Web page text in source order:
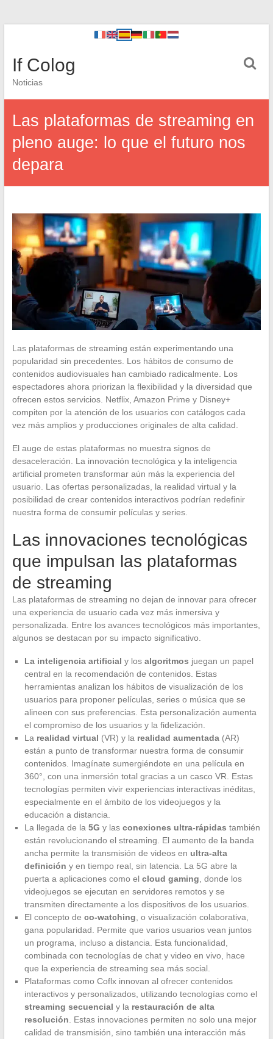
If Colog
Noticias
Las plataformas de streaming en
pleno auge: lo que el futuro nos
depara
Las plataformas de streaming están experimentando una
popularidad sin precedentes. Los hábitos de consumo de
contenidos audiovisuales han cambiado radicalmente. Los
espectadores ahora priorizan la flexibilidad y la diversidad que
ofrecen estos servicios. Netflix, Amazon Prime y Disney+
compiten por la atención de los usuarios con catálogos cada
vez más amplios y producciones originales de alta calidad.
El auge de estas plataformas no muestra signos de
desaceleración. La innovación tecnológica y la inteligencia
artificial prometen transformar aún más la experiencia del
usuario. Las ofertas personalizadas, la realidad virtual y la
posibilidad de crear contenidos interactivos podrían redefinir
nuestra forma de consumir películas y series.
Las innovaciones tecnológicas
que impulsan las plataformas
de streaming
Las plataformas de streaming no dejan de innovar para ofrecer
una experiencia de usuario cada vez más inmersiva y
personalizada. Entre los avances tecnológicos más importantes,
algunos se destacan por su impacto significativo.
La inteligencia artificial y los algoritmos juegan un papel
central en la recomendación de contenidos. Estas
herramientas analizan los hábitos de visualización de los
usuarios para proponer películas, series o música que se
alineen con sus preferencias. Esta personalización aumenta
el compromiso de los usuarios y la fidelización.
La realidad virtual (VR) y la realidad aumentada(AR)
están a punto de transformar nuestra forma de consumir
contenidos. Imagínate sumergiéndote en una película en
360°, con una inmersión total gracias a un casco VR. Estas
tecnologías permiten vivir experiencias interactivas inéditas,
especialmente en el ámbito de los videojuegos y la
educación a distancia.
La llegada de la 5G y las conexiones ultra-rápidas también
están revolucionando el streaming. El aumento de la banda
ancha permite la transmisión de videos en ultra-alta
definición y en tiempo real, sin latencia. La 5G abre la
puerta a aplicaciones como el cloud gaming , donde los
videojuegos se ejecutan en servidores remotos y se
transmiten directamente a los dispositivos de los usuarios.
El concepto de co-watching , o visualización colaborativa,
gana popularidad. Permite que varios usuarios vean juntos
un programa, incluso a distancia. Esta funcionalidad,
combinada con tecnologías de chat y video en vivo, hace
que la experiencia de streaming sea más social.
Plataformas como Coflx innovan al ofrecer contenidos
interactivos y personalizados, utilizando tecnologías como el
streaming secuencial y la restauración de alta
resolución . Estas innovaciones permiten no solo una mejor
calidad de transmisión, sino también una interacción más